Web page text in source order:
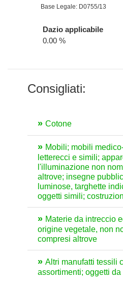
Base Legale: D0755/13
Dazio applicabile
0.00 %
Consigliati:
Cotone
Mobili; mobili
letterecci e simili;
l'illuminazione non
altrove; insegne
luminose, targhette
oggetti simili;
Materie da intreccio
origine vegetale, non
compresi altrove
Altri manufatti tessili
assortimenti; oggetti